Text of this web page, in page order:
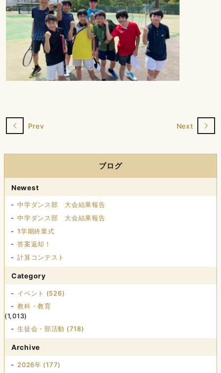
Prev Next
ブログ
Newest
中学ダンス部 大会結果報告
中学ダンス部 大会結果報告
1学期終業式
答案返却！
計算コンテスト
Category
イベント (526)
教科・教育
(1,013)
生徒会・部活動 (718)
Archive
2026年 (177)